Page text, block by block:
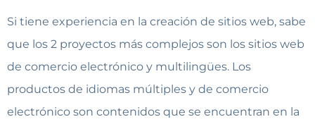
Si tiene experiencia en la creación de sitios web, sabe
que los 2 proyectos más complejos son los sitios web
de comercio electrónico y multilingües. Los
productos de idiomas múltiples y de comercio
electrónico son contenidos que se encuentran en la